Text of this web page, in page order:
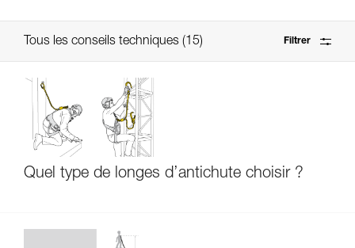
Tous les conseils techniques 15 Filtrer
Quel type de longes d’antichute choisir ?